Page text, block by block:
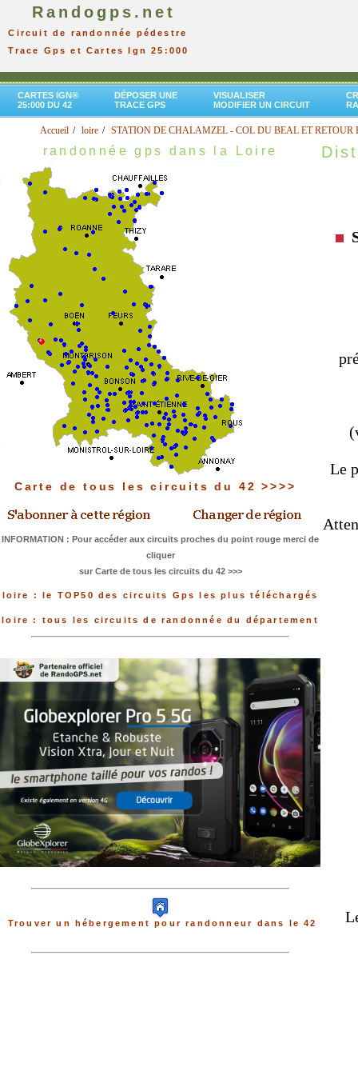
Randogps.net
Circuit de randonnée pédestre
Trace Gps et Cartes Ign 25:000
CARTES IGN®
25:000 DU 42
DÉPOSER UNE
TRACE GPS
VISUALISER
MODIFIER UN CIRCUIT
Accueil loire STATION DE CHALAMZEL - COL DU BEAL ET RETOUR
randonnée gps dans la Loire
Carte de tous les circuits du 42 >>>>
INFORMATION : Pour accéder aux circuits proches du point rouge merci de
cliquer
sur Carte de tous les circuits du 42 >>>
loire : le TOP50 des circuits Gps les plus téléchargés
loire : tous les circuits de randonnée du département
Trouver un hébergement pour randonneur dans le 42
Le